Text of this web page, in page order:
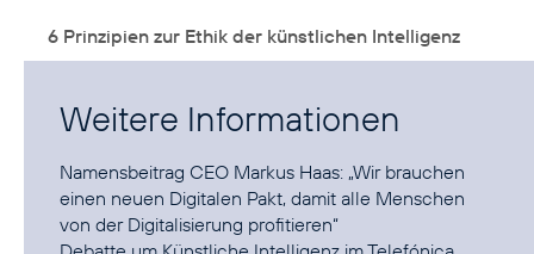
6 Prinzipien zur Ethik der künstlichen Intelligenz
Weitere Informationen
Namensbeitrag CEO Markus Haas: „Wir brauchen
einen neuen Digitalen Pakt, damit alle Menschen
von der Digitalisierung profitieren“